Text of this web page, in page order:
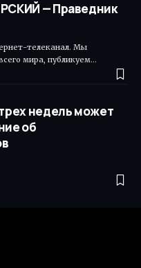
— Праведник
телеканал. Мы
мира, публикуем…
недель может
об